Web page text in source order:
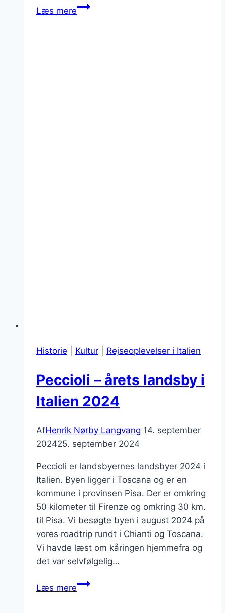
Læs mereLivorno
Historie Kultur Rejseoplevelser i Italien
Peccioli – årets landsby i
Italien 2024
AfHenrik Nørby Langvang 14. september
202425. september 2024
Peccioli er landsbyernes landsbyer 2024 i
Italien. Byen ligger i Toscana og er en
kommune i provinsen Pisa. Der er omkring
50 kilometer til Firenze og omkring 30 km.
til Pisa. Vi besøgte byen i august 2024 på
vores roadtrip rundt i Chianti og Toscana.
Vi havde læst om kåringen hjemmefra og
det var selvfølgelig…
Læs merePeccioli